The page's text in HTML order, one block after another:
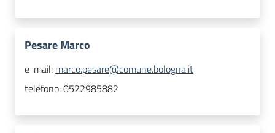
Pesare Marco
e-mail: marco.pesare@comune.bologna.it
telefono:0522985882